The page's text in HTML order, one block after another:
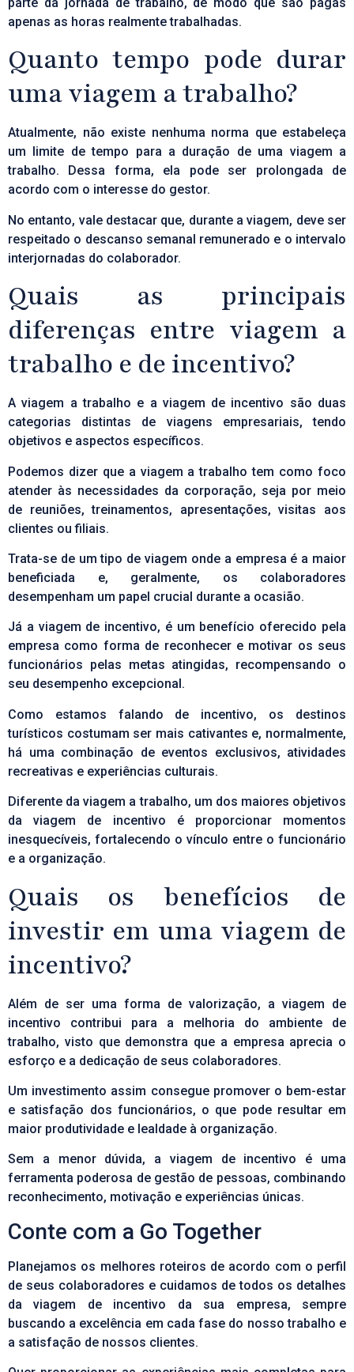
apenas as horas realmente trabalhadas.
Quanto tempo pode durar
uma viagem a trabalho?
Atualmente, não existe nenhuma norma que estabeleça
um limite de tempo para a duração de uma viagem a
trabalho. Dessa forma, ela pode ser prolongada de
acordo com o interesse do gestor.
No entanto, vale destacar que, durante a viagem, deve ser
respeitado o descanso semanal remunerado e o intervalo
interjornadas do colaborador.
Quais as principais
diferenças entre viagem a
trabalho e de incentivo?
Aviagem a trabalho e a viagem de incentivo são duas
categorias distintas de viagens empresariais, tendo
objetivos e aspectos específicos.
Podemos dizer que a viagem a trabalho tem como foco
atender às necessidades da corporação, seja por meio
de reuniões, treinamentos, apresentações, visitas aos
clientes ou filiais.
Trata-se de um tipo de viagem onde a empresa é a maior
beneficiada e, geralmente, os colaboradores
desempenham um papel crucial durante a ocasião.
Já a viagem de incentivo, é um benefício oferecido pela
empresa como forma de reconhecer emotivar os seus
funcionários pelas metas atingidas, recompensando o
seu desempenho excepcional.
Como estamos falando de incentivo, os destinos
turísticos costumam ser mais cativantes e, normalmente,
há uma combinação de eventos exclusivos, atividades
recreativas e experiências culturais.
Diferente da viagem a trabalho, um dos maiores objetivos
da viagem de incentivo é proporcionar momentos
inesquecíveis, fortalecendo o vínculo entre o funcionário
e a organização.
Quais os benefícios de
investir em uma viagem de
incentivo?
Além de ser uma forma de valorização, a viagem de
incentivo contribui para a melhoria do ambiente de
trabalho, visto que demonstra que a empresa aprecia o
esforço e a dedicação de seus colaboradores.
Um investimento assim consegue promover o bem-estar
e satisfação dos funcionários, o que pode resultar em
maior produtividade e lealdade à organização.
Sem a menor dúvida, a viagem de incentivo é uma
ferramenta poderosa de gestão de pessoas, combinando
reconhecimento, motivação e experiências únicas.
Conte com a Go Together
Planejamos os melhores roteiros de acordo com o perfil
de seus colaboradores e cuidamos de todos os detalhes
da viagem de incentivo da sua empresa, sempre
buscando a excelência em cada fase do nosso trabalho e
a satisfação de nossos clientes.